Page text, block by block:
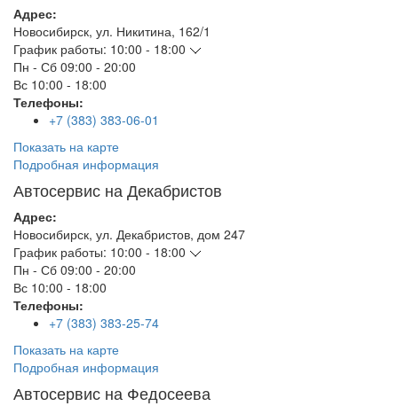
Адрес:
Новосибирск, ул. Никитина, 162/1
График работы: 10:00 - 18:00
Пн - Сб 09:00 - 20:00
Вс 10:00 - 18:00
Телефоны:
+7 (383) 383-06-01
Показать на карте
Подробная информация
Автосервис на Декабристов
Адрес:
Новосибирск, ул. Декабристов, дом 247
График работы: 10:00 - 18:00
Пн - Сб 09:00 - 20:00
Вс 10:00 - 18:00
Телефоны:
+7 (383) 383-25-74
Показать на карте
Подробная информация
Автосервис на Федосеева